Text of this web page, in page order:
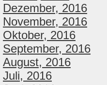
Dezember, 2016
November, 2016
Oktober, 2016
September, 2016
August, 2016
Juli, 2016